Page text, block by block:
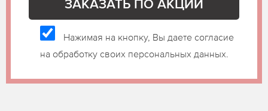
Нажимая на кнопку, Вы даете согласие
на обработку своих персональных данных.